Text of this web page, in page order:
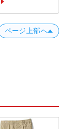
ページ上部へ